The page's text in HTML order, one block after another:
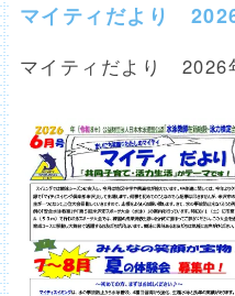
マイティだより
マイティだより 2026